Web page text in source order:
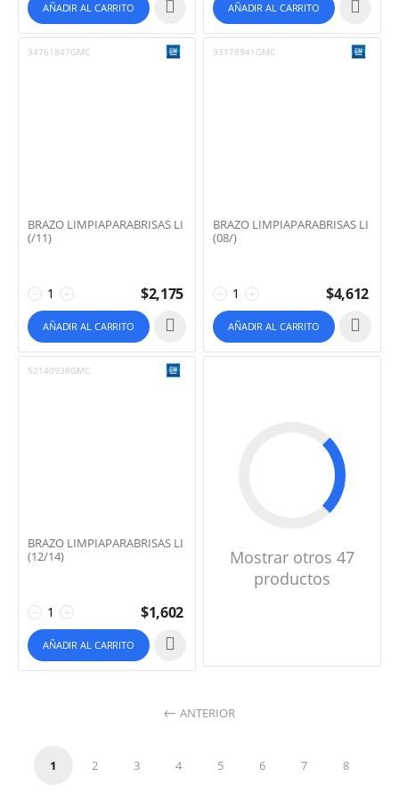
AÑADIR AL CARRITO AÑADIR AL CARRITO
94761847GMC
BRAZO LIMPIAPARABRISAS LI
(/11)
+
− $2,175
AÑADIR AL CARRITO
93178941GMC
BRAZO LIMPIAPARABRISAS LI
(08/)
+
− $4,612
AÑADIR AL CARRITO
52140938GMC
BRAZO LIMPIAPARABRISAS LI
(12/14)
+
− $1,602
AÑADIR AL CARRITO
Mostrar otros 47
productos
ANTERIOR
1 2 3 4 5 6 7 8